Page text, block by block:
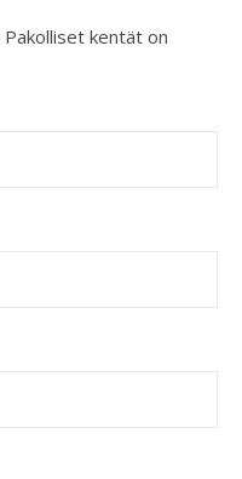
Pakolliset kentät on